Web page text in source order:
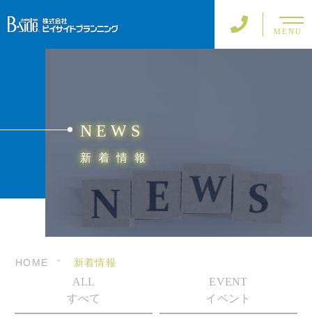
MENU
NEWS
新着情報
HOME 新着情報
ALL
すべて
EVENT
イベント